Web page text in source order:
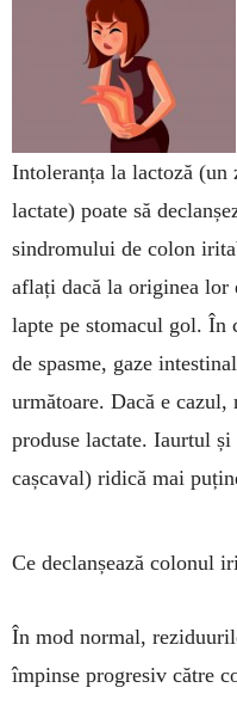
Intoleranța la lactoză (un
lactate) poate să
sindromului de co­lon
aflați dacă la originea lor
lap­te pe stomacul gol. În
de spasme, gaze
urmă­toa­re. Dacă e
pro­duse lactate. Iaur­tul
cașcaval) ridică mai
Ce declanșează colonul
În mod normal,
împinse pro­gre­siv către